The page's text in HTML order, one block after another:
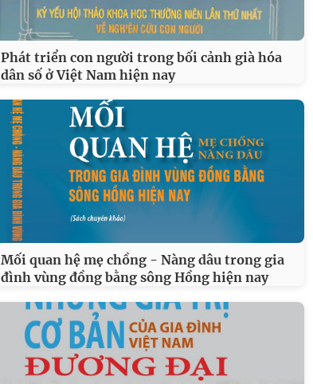
Phát triển con người trong bối cảnh già hóa
dân số ở Việt Nam hiện nay
Mối quan hệ mẹ chồng - Nàng dâu trong gia
đình vùng đồng bằng sông Hồng hiện nay